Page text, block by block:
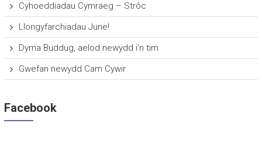
Cyhoeddiadau Cymraeg – Strôc
Llongyfarchiadau June!
Dyma Buddug, aelod newydd i’n tim
Gwefan newydd Cam Cywir
Facebook